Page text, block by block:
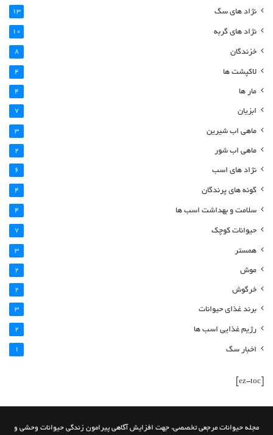
نژاد های سگ 13
نژاد های گربه 10
خزندگان 8
لاکپشت ها 4
مار ها 4
ابزیان 7
ماهی اب شیرین 3
ماهی اب شور 2
نژاد های اسب 6
گونه های پرندگان 4
سلامت و بهداشت اسب ها 4
حیوانات کوچک 7
همستر 3
موش 2
خرگوش 2
برند غذای حیوانات 3
رژیم غذایی اسب ها 2
اخبار سگ 1
مجله حیوانات مرجعی تخصصی، جهت افزایش آگاهی پیرامون زندگی حیوانات وحشی و